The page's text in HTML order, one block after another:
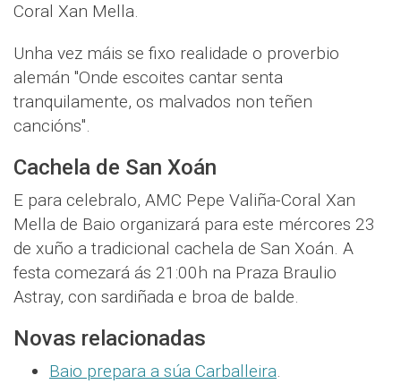
Coral Xan Mella.
Unha vez máis se fixo realidade o proverbio
alemán "Onde escoites cantar senta
tranquilamente, os malvados non teñen
cancións".
Cachela de San Xoán
E para celebralo, AMC Pepe Valiña-Coral Xan
Mella de Baio organizará para este mércores 23
de xuño a tradicional cachela de San Xoán. A
festa comezará ás 21:00h na Praza Braulio
Astray, con sardiñada e broa de balde.
Novas relacionadas
Baio prepara a súa Carballeira.